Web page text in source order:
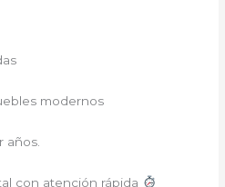
modernos
años.
con atención rápida